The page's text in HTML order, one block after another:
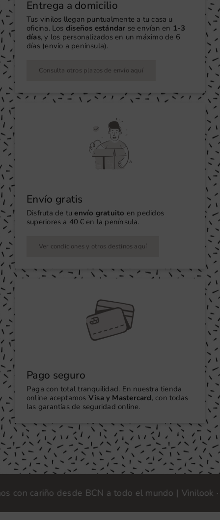
Entrega a domicilio
Tus vinilos llegan puntualmente a tu casa u
oficina. Los diseños estándar se envían en 1-3
días, y los personalizados en un máximo de 6
días (envío a península).
Consulta otros plazos de envío aquí
Envío gratis
Disfruta de tu envío gratuito en pedidos
superiores a 40 € en la península.
Ver condiciones y otros destinos aquí
Pago seguro
Paga con total tranquilidad. En nuestra tienda
online aceptamos Visa y Mastercard, con todas
las garantías de seguridad online.
desde BCN a todo el mundo | Vinilook ·